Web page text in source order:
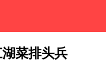
菜排头兵